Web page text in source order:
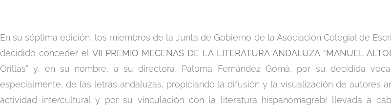
En su séptima edición, los miembros de la Junta de Gobierno de la Asociación Colegial de
decidido conceder el VII PREMIO MECENAS DE LA LITERATURA ANDALUZA “MANUEL
Orillas” y, en su nombre, a su directora, Paloma Fernández Gomá, por su decidida
especialmente, de las letras andaluzas, propiciando la difusión y la visualización de autores
actividad intercultural y por su vinculación con la literatura hispanomagrebí llevada a